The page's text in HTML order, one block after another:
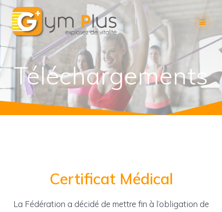
Skip
to
content
Téléchargements
Certificat Médical
La Fédération a décidé de mettre fin à l’obligation de